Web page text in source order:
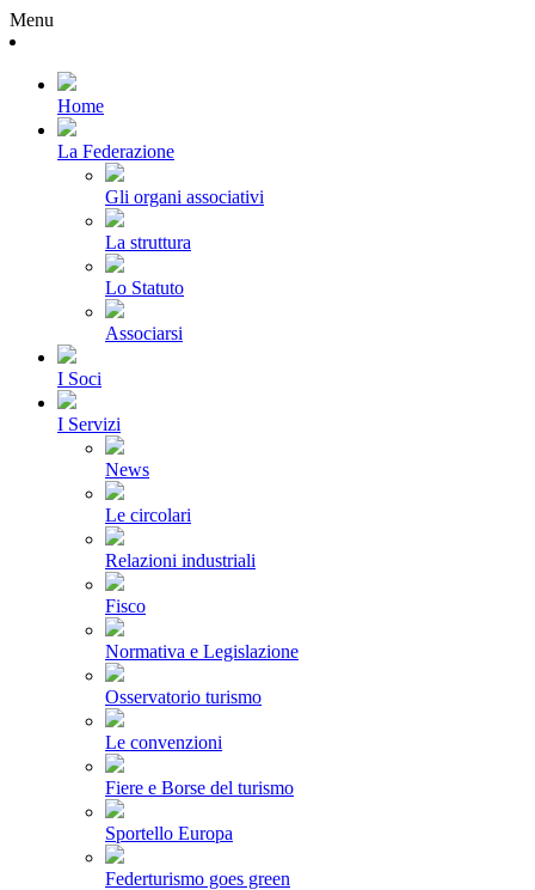
Menu
Home
La Federazione
Gli organi associativi
La struttura
Lo Statuto
Associarsi
I Soci
I Servizi
News
Le circolari
Relazioni industriali
Fisco
Normativa e Legislazione
Osservatorio turismo
Le convenzioni
Fiere e Borse del turismo
Sportello Europa
Federturismo goes green